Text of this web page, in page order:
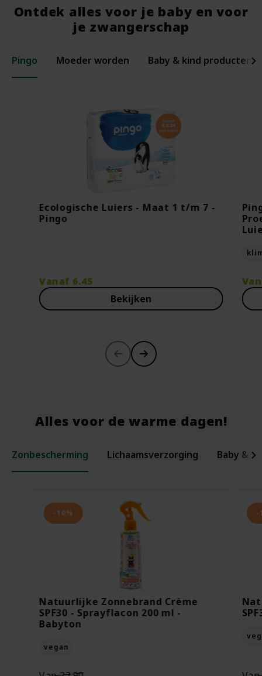
Ontdek alles voor je baby en voor
je zwangerschap
Pingo Moeder worden Baby & kind producten
Ecologische Luiers - Maat 1 t/m 7 -
Pingo
Vanaf 6.45
Bekijken
Bekijken
Oorspronkelijke
is:
€13.27.
Bekijken
Alles voor de warme dagen!
Zonbescherming Lichaamsverzorging Baby &
-10%
Natuurlijke Zonnebrand Crème
SPF30 - Sprayflacon 200 ml -
Babyton
vegan
-